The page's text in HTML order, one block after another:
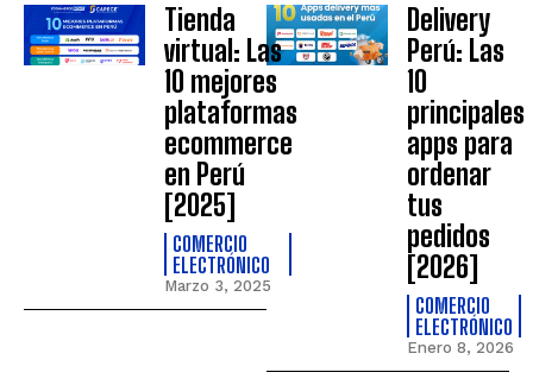
Tienda
virtual: Las
10 mejores
plataformas
ecommerce
en Perú
[2025]
COMERCIO
ELECTRÓNICO
Marzo 3, 2025
Delivery
Perú: Las
10
principales
apps para
ordenar
tus
pedidos
[2026]
COMERCIO
ELECTRÓNICO
Enero 8, 2026